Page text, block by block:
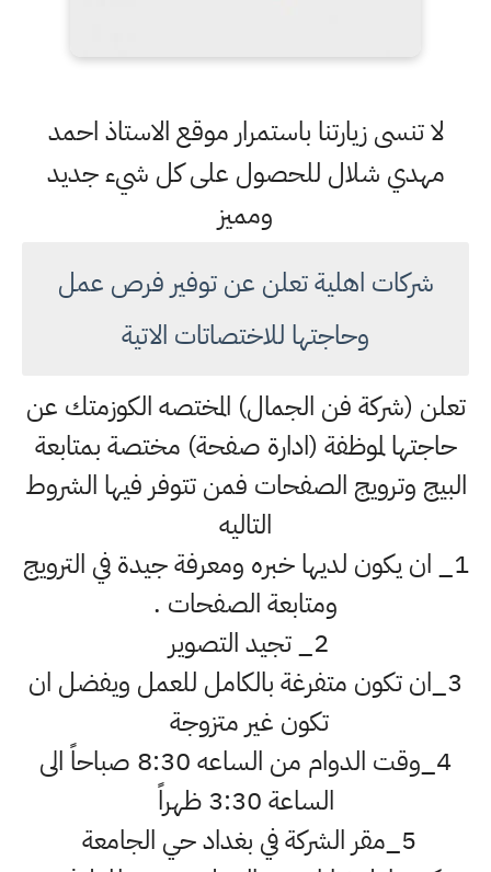
لا تنسى زيارتنا باستمرار موقع الاستاذ احمد
مهدي شلال للحصول على كل شيء جديد
ومميز
شركات اهلية تعلن عن توفير فرص عمل
وحاجتها للاختصاتات الاتية
تعلن (شركة فن الجمال) المختصه الكوزمتك عن
حاجتها لموظفة (ادارة صفحة) مختصة بمتابعة
البيج وترويج الصفحات فمن تتوفر فيها الشروط
التاليه
1_ ان يكون لديها خبره ومعرفة جيدة في الترويج
ومتابعة الصفحات .
2_ تجيد التصوير
3_ان تكون متفرغة بالكامل للعمل ويفضل ان
تكون غير متزوجة
4_وقت الدوام من الساعه 8:30 صباحاً الى
الساعة 3:30 ظهراً
5_مقر الشركة في بغداد حي الجامعة